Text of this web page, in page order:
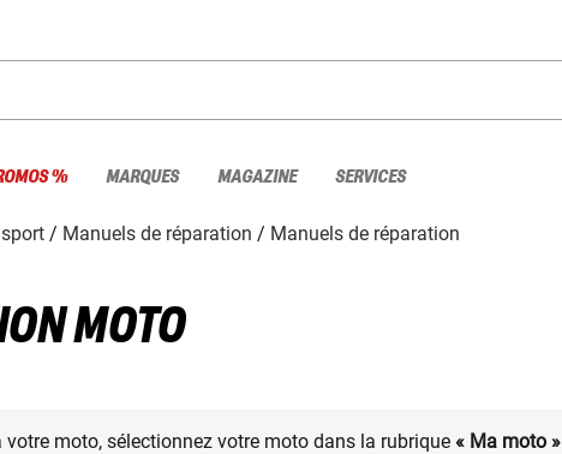
% MARQUES MAGAZINE SERVICES
Manuels de réparation Manuels de réparation
MOTO
moto, sélectionnez votre moto dans la rubrique « Ma moto »